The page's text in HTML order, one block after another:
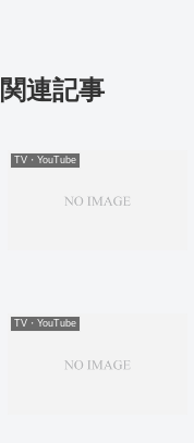
関連記事
TV・YouTube
TV・YouTube